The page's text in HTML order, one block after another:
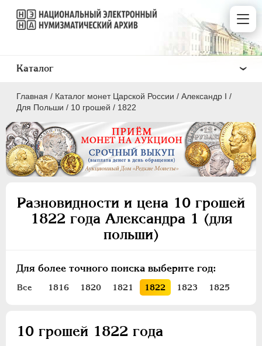
Главная / Каталог монет Царской России / Александр I /
Для Польши / 10 грошей / 1822
Разновидности и цена 10 грошей
1822 года Александра 1 (для
польши)
Для более точного поиска выберите год:
Все 1816 1820 1821 1822 1823 1825
10 грошей 1822 года
Каталог
ПEТР I 1699 - 1725
ПЕТР II 1727-1729
АННА ИОАННОВНА 1730-1740
ИОАНН АНТОНОВИЧ 1740-1741
ПЕТР III 1762-1762
ЕКАТЕРИНА II
1762-1796
Золото